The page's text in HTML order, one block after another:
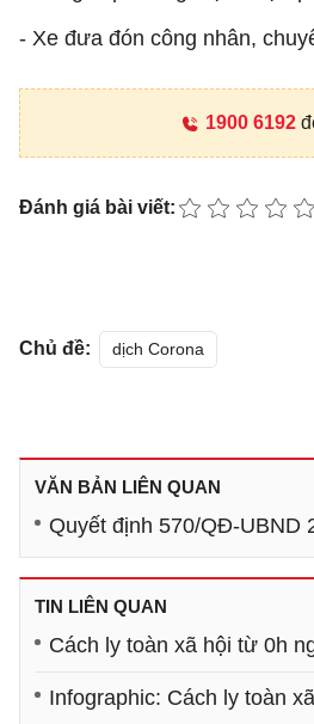
- Xe đưa đón công nhân,
1900 6192
Đánh giá bài viết:
Chủ đề: dịch Corona
VĂN BẢN LIÊN QUAN
Quyết định 570/QĐ-UBND
TIN LIÊN QUAN
Cách ly toàn xã hội từ 0h
Infographic: Cách ly toàn